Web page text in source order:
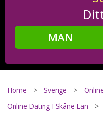
MAN
Home Sverige
Online Dating I Skåne Län